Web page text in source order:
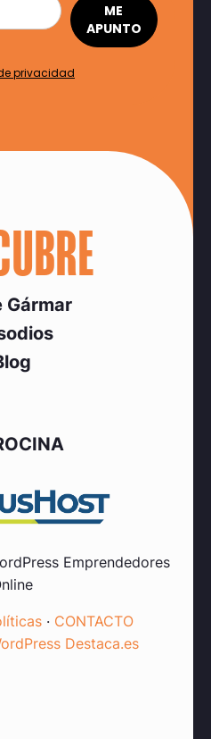
ME
APUNTO
privacidad
Gármar
Emprendedores
· CONTACTO
Destaca.es